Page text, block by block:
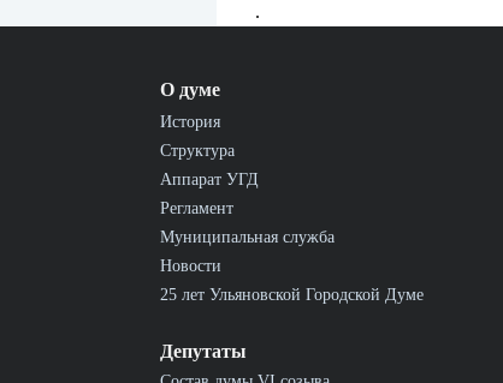
.
О думе
История
Структура
Аппарат УГД
Регламент
Муниципальная служба
Новости
25 лет Ульяновской Городской Думе
Депутаты